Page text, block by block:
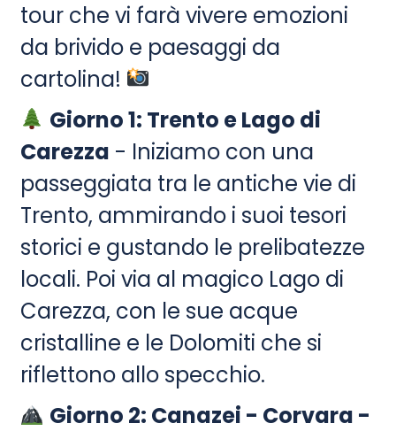
tour che vi farà vivere emozioni
da brivido e paesaggi da
cartolina!
Giorno 1: Trento e Lago di
Carezza - Iniziamo con una
passeggiata tra le antiche vie di
Trento, ammirando i suoi tesori
storici e gustando le prelibatezze
locali. Poi via al magico Lago di
Carezza, con le sue acque
cristalline e le Dolomiti che si
riflettono allo specchio.
Giorno 2: Canazei - Corvara -